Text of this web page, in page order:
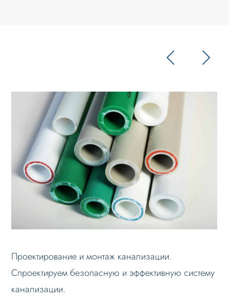
Проектирование и монтаж канализации.
Спроектируем безопасную и эффективную систему
канализации.